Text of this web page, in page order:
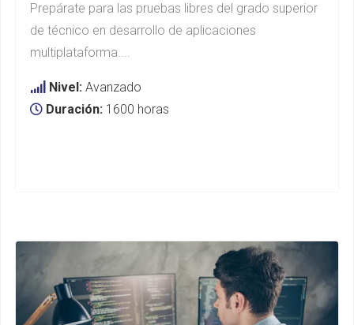
Prepárate para las pruebas libres del grado superior
de técnico en desarrollo de aplicaciones
multiplataforma....
Nivel: Avanzado
Duración: 1600 horas